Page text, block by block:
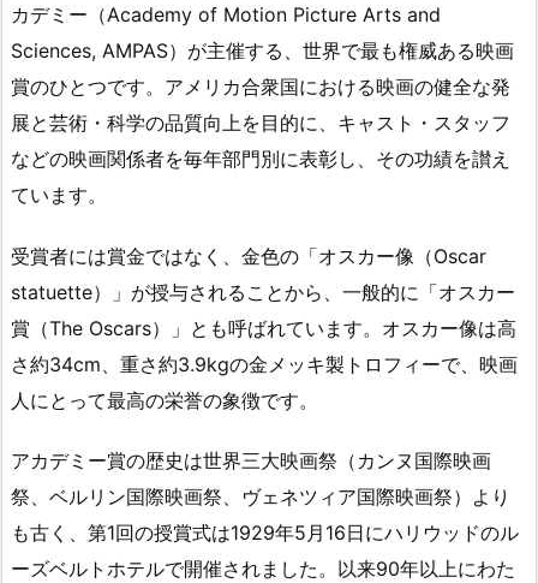
カデミー（Academy of Motion Picture Arts and
Sciences, AMPAS）が主催する、世界で最も権威ある映画
賞のひとつです。アメリカ合衆国における映画の健全な発
展と芸術・科学の品質向上を目的に、キャスト・スタッフ
などの映画関係者を毎年部門別に表彰し、その功績を讃え
ています。
受賞者には賞金ではなく、金色の「オスカー像（Oscar
statuette）」が授与されることから、一般的に「オスカー
賞（The Oscars）」とも呼ばれています。オスカー像は高
さ約34cm、重さ約3.9kgの金メッキ製トロフィーで、映画
人にとって最高の栄誉の象徴です。
アカデミー賞の歴史は世界三大映画祭（カンヌ国際映画
祭、ベルリン国際映画祭、ヴェネツィア国際映画祭）より
も古く、第1回の授賞式は1929年5月16日にハリウッドのル
ーズベルトホテルで開催されました。以来90年以上にわた